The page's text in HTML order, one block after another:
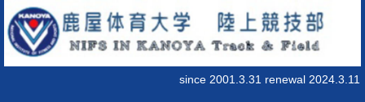
since 2001.3.31 renewal 2024.3.11